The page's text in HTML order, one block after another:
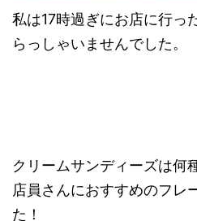
私は17時過ぎにお店に行っ
らっしゃいませんでした。
クリームサンディーズは何
店員さんにおすすめのフレ
た！